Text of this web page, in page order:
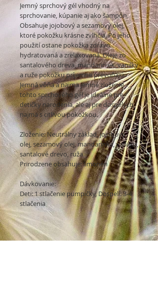
Jemný sprchový gél vhodný na
sprchovanie, kúpanie aj ako šampón.
Obsahuje jojobový a sezamový olej,
ktoré pokožku krásne zvlhčia. Po jeho
použití ostane pokožka zdravo
hydratovaná a zrelaxovaná. Oleje zo
santalového dreva, mandariniek, vanilky
a ruže pokožku príjemne prevoňajú.
Jemná vôňa a najmä jemné zloženie
tohto sprchového gél je ideálne pre
detičky narodenia, ale aj pre dospelých,
najmä s citlivou pokožkou.
Zloženie: Neutrálny základ, jojobový
olej, sezamový olej, mandarínka, vanilka,
santalové drevo, ruža
Prirodzene obsahuje: limonén
Dávkovanie:
Deti: 1 stlačenie pumpičky, Dospelí: 3-4
stlačenia